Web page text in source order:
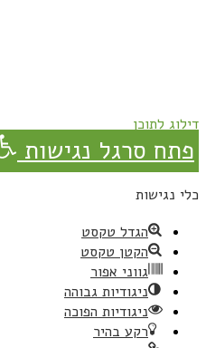
דילוג לתוכן
פתח סרגל נגישות
כלי נגישות
הגדל טקסט
הקטן טקסט
גווני אפור
ניגודיות גבוהה
ניגודיות הפוכה
רקע בהיר